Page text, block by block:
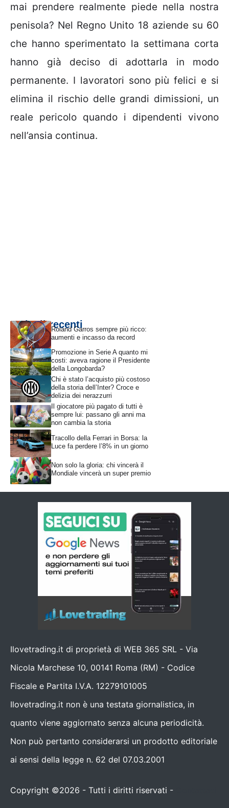
mai prendere realmente piede nella nostra
penisola? Nel Regno Unito 18 aziende su 60
che hanno sperimentato la settimana corta
hanno già deciso di adottarla in modo
permanente. I lavoratori sono più felici e si
elimina il rischio delle grandi dimissioni, un
reale pericolo quando i dipendenti vivono
nell’ansia continua.
Articoli recentiRoland Garros sempre più ricco:
aumenti e incasso da record
Promozione in Serie A quanto mi
costi: aveva ragione il Presidente
della Longobarda?
Chi è stato l’acquisto più costoso
della storia dell’Inter? Croce e
delizia dei nerazzurri
Il giocatore più pagato di tutti è
sempre lui: passano gli anni ma
non cambia la storia
Tracollo della Ferrari in Borsa: la
Luce fa perdere l’8% in un giorno
Non solo la gloria: chi vincerà il
Mondiale vincerà un super premio
Ilovetrading.it di proprietà di WEB 365 SRL - Via
Nicola Marchese 10, 00141 Roma (RM) - Codice
Fiscale e Partita I.V.A. 12279101005
Ilovetrading.it non è una testata giornalistica, in
quanto viene aggiornato senza alcuna periodicità.
Non può pertanto considerarsi un prodotto editoriale
ai sensi della legge n. 62 del 07.03.2001
Copyright ©2026 - Tutti i diritti riservati -